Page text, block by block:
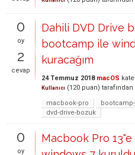
0
oy
2
cevap
Dahili DVD Drive
bootcamp ile
kuracağım
24 Temmuz 2018 macOS
Kullanıcı (120 puan) tarafından
macbook-pro
dvd-drive-bozuk
0
oy
Macbook Pro